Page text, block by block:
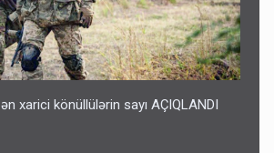
xarici könüllülərin sayı AÇIQLANDI